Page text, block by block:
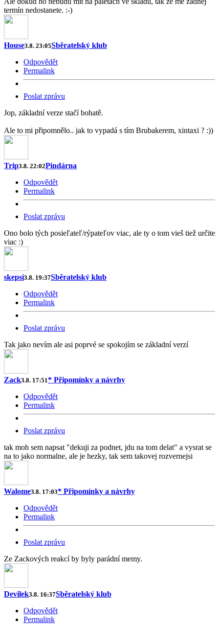
termín nedostanete. :-)
House3.8. 23:05Sběratelský klub
Odpovědět
Permalink
Poslat zprávu
Jop, základní verze stačí bohatě.
Ale to mi připomnělo.. jak to vypadá s tím Brubakerem, xintaxi ? :))
Trip3.8. 22:02Pindárna
Odpovědět
Permalink
Poslat zprávu
Ono bolo tých posieľateľ/rýpateľov viac, ale ty o tom vieš tiež určite
viac :)
skepsi3.8. 19:37Sběratelský klub
Odpovědět
Permalink
Poslat zprávu
Tak jako nevím ale asi poprvé se spokojím se základní verzí
Zack3.8. 17:51* Připomínky a návrhy
Odpovědět
Permalink
Poslat zprávu
tak moh sem napsat "dekuji za podnet, jdu na tom delat" a vysrat se
na to jako normalne, ale je hezky, tak sem takovej rozvernejsi
Walome3.8. 17:03* Připomínky a návrhy
Odpovědět
Permalink
Poslat zprávu
Ze Zackových reakcí by byly parádní memy.
Devilek3.8. 16:37Sběratelský klub
Odpovědět
Permalink